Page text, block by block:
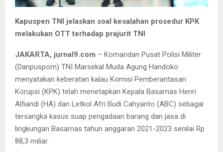
Kapuspen TNI jelaskan soal kesalahan prosedur KPK
melakukan OTT terhadap prajurit TNI
JAKARTA, jurnal9.com – Komandan Pusat Polisi Militer
(Danpuspom) TNI Marsekal Muda Agung Handoko
menyatakan keberatan kalau Komisi Pemberantasan
Korupsi (KPK) telah menetapkan Kepala Basarnas Henri
Alfiandi (HA) dan Letkol Afri Budi Cahyanto (ABC) sebagai
tersangka kasus suap pengadaan barang dan jasa di
lingkungan Basarnas tahun anggaran 2021-2023 senilai Rp
88,3 miliar.